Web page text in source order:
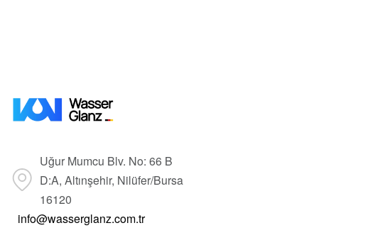
Uğur Mumcu Blv. No: 66 B
D:A, Altınşehir, Nilüfer/Bursa
16120
info@wasserglanz.com.tr